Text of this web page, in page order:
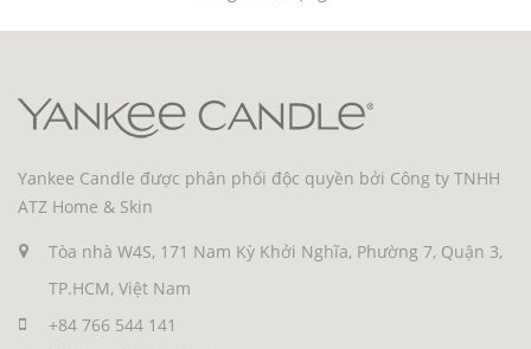
Yankee Candle được phân phối độc quyền bởi Công ty TNHH
ATZ Home & Skin
Tòa nhà W4S, 171 Nam Kỳ Khởi Nghĩa, Phường 7, Quận 3,
TP.HCM, Việt Nam
+84 766 544 141